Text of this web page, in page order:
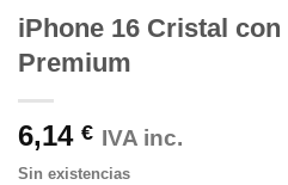
iPhone 16 Cristal con
Premium
6,14 € IVA inc.
Sin existencias